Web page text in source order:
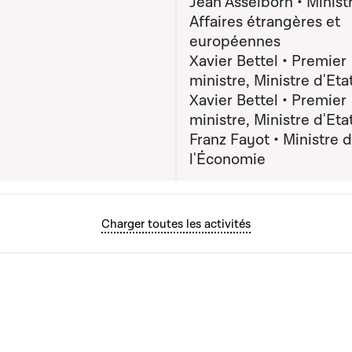
Ministre des
Affaires étrangères et
européennes
Xavier Bettel • Premier
ministre, Ministre
Xavier Bettel • Premier
ministre, Ministre
Franz Fayot • Ministre
l'Économie
Charger toutes les activités